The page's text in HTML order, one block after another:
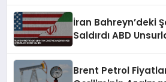
İran Bahreyn’deki
Saldırdı ABD
Brent Petrol